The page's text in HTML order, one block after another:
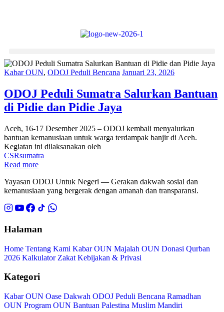
Kabar OUN, ODOJ Peduli Bencana Januari 23, 2026
ODOJ Peduli Sumatra Salurkan Bantuan
di Pidie dan Pidie Jaya
Aceh, 16-17 Desember 2025 – ODOJ kembali menyalurkan
bantuan kemanusiaan untuk warga terdampak banjir di Aceh.
Kegiatan ini dilaksanakan oleh
CSRsumatra
Read more
Yayasan ODOJ Untuk Negeri — Gerakan dakwah sosial dan
kemanusiaan yang bergerak dengan amanah dan transparansi.
Halaman
Home Tentang Kami Kabar OUN Majalah OUN Donasi Qurban
2026 Kalkulator Zakat Kebijakan & Privasi
Kategori
Kabar OUN Oase Dakwah ODOJ Peduli Bencana Ramadhan
OUN Program OUN Bantuan Palestina Muslim Mandiri